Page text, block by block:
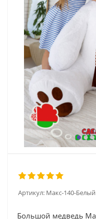
Артикул: Макс-140-Белый
Большой медведь